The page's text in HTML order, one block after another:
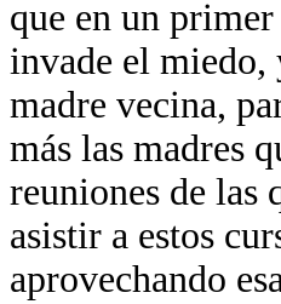
que en un
invade el miedo,
madre vecina,
más las madres
reuniones de
asistir a estos
aprovechando